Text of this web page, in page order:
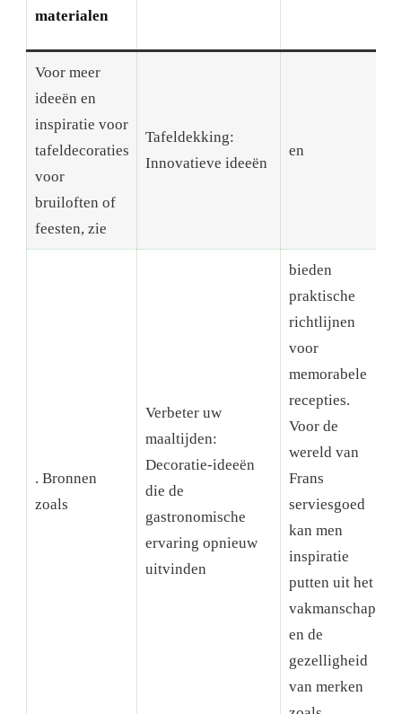
materialen
Voor meer
ideeën en
inspiratie voor
tafeldecoraties
voor
bruiloften of
feesten, zie
Tafeldekking:
Innovatieve ideeën
en
. Bronnen
zoals
Verbeter uw
maaltijden:
Decoratie-ideeën
die de
gastronomische
ervaring opnieuw
uitvinden
bieden
praktische
richtlijnen
voor
memorabele
recepties.
Voor de
wereld van
Frans
serviesgoed
kan men
inspiratie
putten uit het
vakmanschap
en de
gezelligheid
van merken